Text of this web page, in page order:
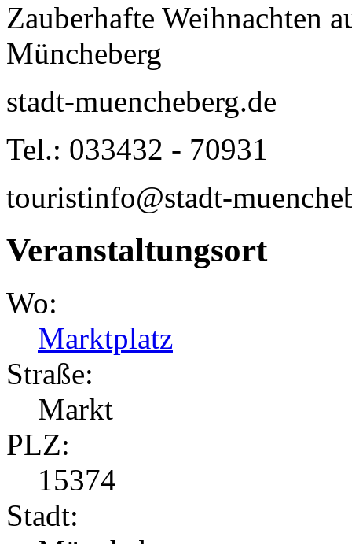
Zauberhafte Weihnachten
Müncheberg
stadt-muencheberg.de
Tel.: 033432 - 70931
touristinfo@stadt-
Veranstaltungsort
Wo:
Marktplatz
Straße:
Markt
PLZ:
15374
Stadt: